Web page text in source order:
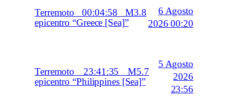
Terremoto 00:04:58 M3.8
epicentro “Greece [Sea]”
6 Agosto
2026 00:20
Terremoto 23:41:35 M5.7
epicentro “Philippines [Sea]”
5 Agosto
2026
23:56